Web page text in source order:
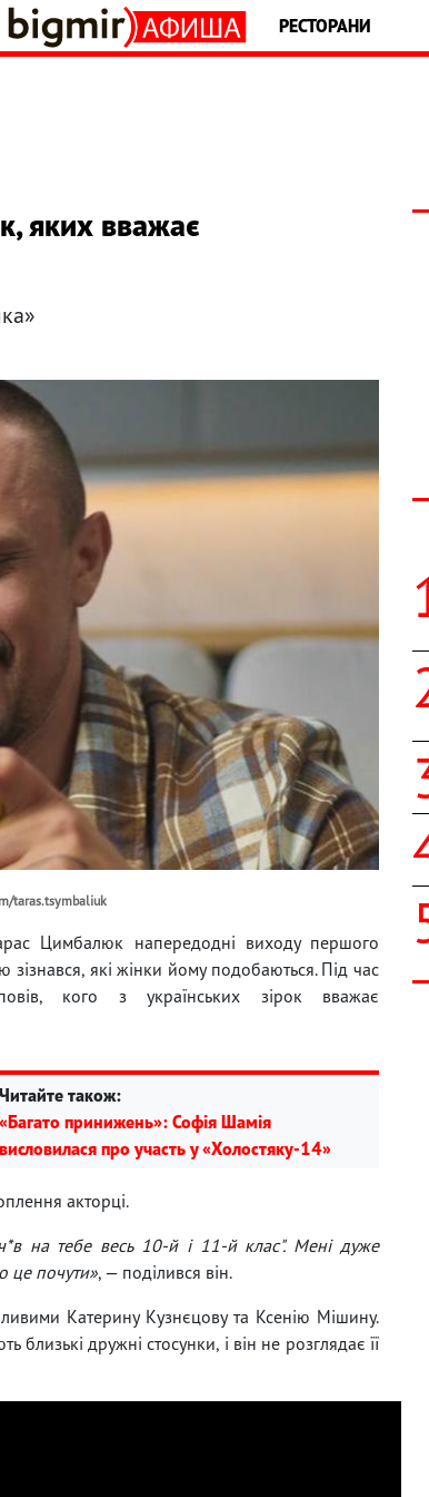
РЕСТОРАНИ
яких вважає
taras.tsymbaliuk
Цимбалюк напередодні виходу першого
зізнався, які жінки йому подобаються. Під час
кого з українських зірок вважає
Читайте також:
«Багато принижень»: Софія Шамія
висловилася про участь у «Холостяку-14»
акторці.
на тебе весь 10-й і 11-й клас". Мені дуже
це почути», — поділився він.
Катерину Кузнєцову та Ксенію Мішину.
дружні стосунки, і він не розглядає її